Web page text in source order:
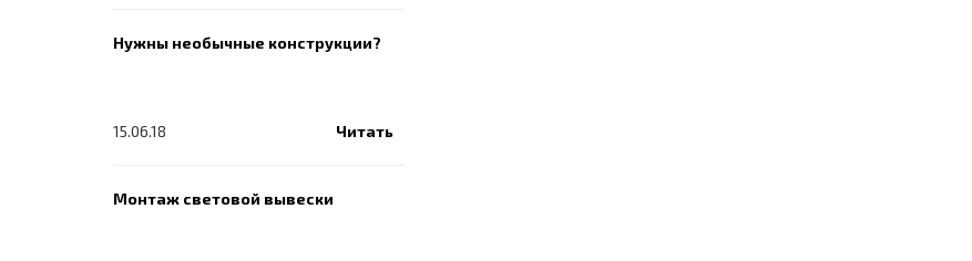
Нужны необычные конструкции?
15.06.18 Читать
Монтаж световой вывески